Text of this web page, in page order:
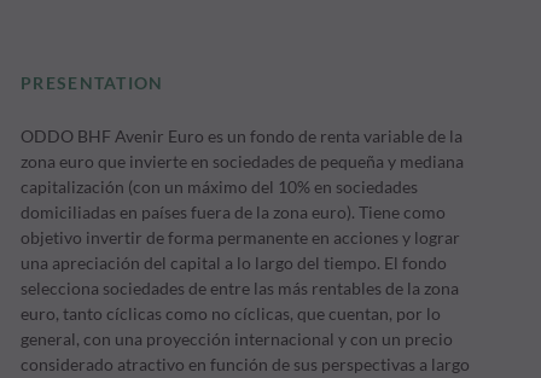
PRESENTATION
ODDO BHF Avenir Euro es un fondo de renta variable de la
zona euro que invierte en sociedades de pequeña y mediana
capitalización (con un máximo del 10% en sociedades
domiciliadas en países fuera de la zona euro). Tiene como
objetivo invertir de forma permanente en acciones y lograr
una apreciación del capital a lo largo del tiempo. El fondo
selecciona sociedades de entre las más rentables de la zona
euro, tanto cíclicas como no cíclicas, que cuentan, por lo
general, con una proyección internacional y con un precio
considerado atractivo en función de sus perspectivas a largo